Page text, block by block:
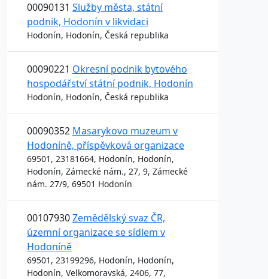
00090131 Služby města, státní
podnik, Hodonín v likvidaci
Hodonín, Hodonín, Česká republika
00090221 Okresní podnik bytového
hospodářství státní podnik, Hodonín
Hodonín, Hodonín, Česká republika
00090352 Masarykovo muzeum v
Hodoníně, příspěvková organizace
69501, 23181664, Hodonín, Hodonín,
Hodonín, Zámecké nám., 27, 9, Zámecké
nám. 27/9, 69501 Hodonín
00107930Zemědělský svaz ČR,
územní organizace se sídlem v
Hodoníně
69501, 23199296, Hodonín, Hodonín,
Hodonín, Velkomoravská, 2406, 77,